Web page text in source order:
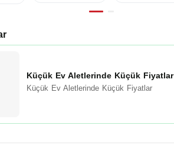
Küçük Ev Aletlerinde Küçük Fiyatlar
Küçük Ev Aletlerinde Küçük Fiyatlar